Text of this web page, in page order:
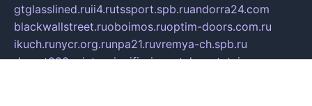
gtglasslined.ruii4.rutssport.spb.ruandorra24.com
blackwallstreet.ruoboimos.ruoptim-doors.com.ru
ikuch.runycr.org.runpa21.ruvremya-ch.spb.ru
desert000.ruivtorgi.ruifiori.rucatalog-statei.ru